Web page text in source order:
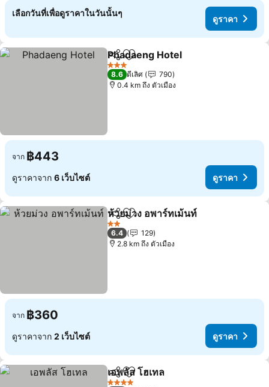
เลือกวันที่เพื่อดูราคาในวันนั้นๆ
ดูราคา
แชร์ เพิ่มในรายการโปรด
Phadaeng Hotel
3 ดาว
8.6 ดีเลิศ
790
0.4 km ถึง ตัวเมือง
จาก ฿443
ดูราคาจาก 6 เว็บไซต์ ดูราคา
แชร์ เพิ่มในรายการโปรด
ห้วยม่วง อพาร์ทเม้นท์
2 ดาว
6.4
129
2.8 km ถึง ตัวเมือง
จาก ฿360
ดูราคาจาก 2 เว็บไซต์ ดูราคา
แชร์ เพิ่มในรายการโปรด
เอพลัส โฮเทล